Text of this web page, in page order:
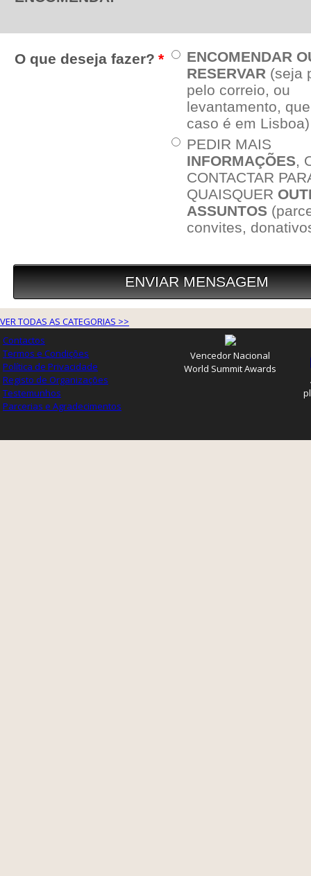
VER TODAS AS CATEGORIAS >>
Contactos
Termos e Condições
Política de Privacidade
Registo de Organizações
Testemunhos
Parcerias e Agradecimentos
Vencedor Nacional
World Summit Awards